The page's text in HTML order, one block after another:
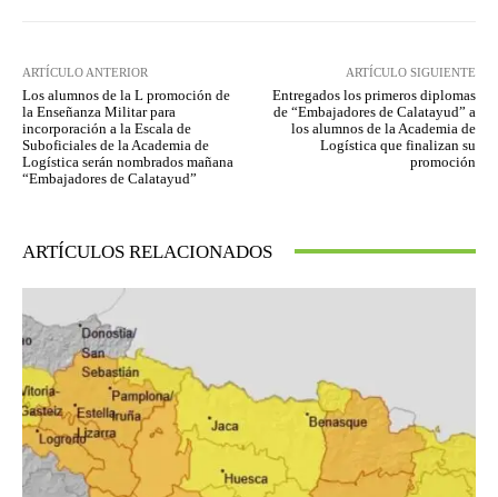
ARTÍCULO ANTERIOR
Los alumnos de la L promoción de
la Enseñanza Militar para
incorporación a la Escala de
Suboficiales de la Academia de
Logística serán nombrados mañana
“Embajadores de Calatayud”
ARTÍCULO SIGUIENTE
Entregados los primeros diplomas
de “Embajadores de Calatayud” a
los alumnos de la Academia de
Logística que finalizan su
promoción
ARTÍCULOS RELACIONADOS